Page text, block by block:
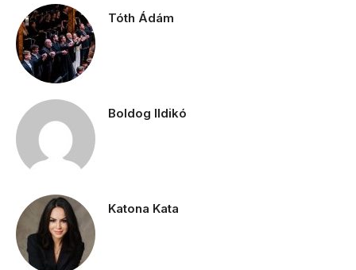
Tóth Ádám
Boldog Ildikó
Katona Kata